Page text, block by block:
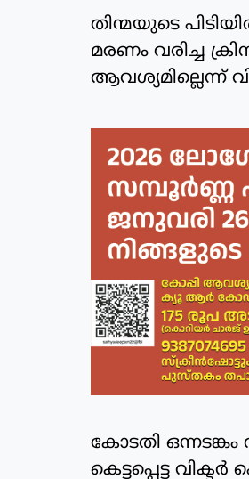
തിന്മയുടെ
മരണം വരിച്ച
ആവശ്യമില്ലെന്ന്
കോടതി
കെട്ടപ്പെട്ട